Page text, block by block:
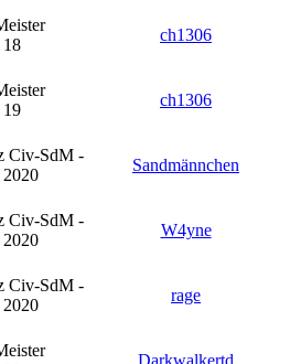
18
ch1306
19
ch1306
Civ-SdM -
2020
Sandmännchen
Civ-SdM -
2020
W4yne
Civ-SdM -
2020
rage
Darkwalkertd